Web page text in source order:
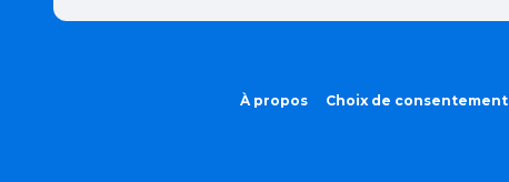
À propos Choix de consentement